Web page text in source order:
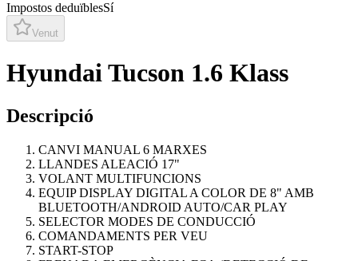
Impostos deduïblesSí
Venut
Hyundai Tucson 1.6 Klass
Descripció
CANVI MANUAL 6 MARXES
LLANDES ALEACIÓ 17"
VOLANT MULTIFUNCIONS
EQUIP DISPLAY DIGITAL A COLOR DE 8" AMB
BLUETOOTH/ANDROID AUTO/CAR PLAY
SELECTOR MODES DE CONDUCCIÓ
COMANDAMENTS PER VEU
START-STOP